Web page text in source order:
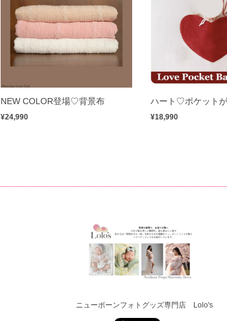
NEW COLOR登場♡背景布
¥24,990
ハート♡ポケット
¥18,990
ニューボーンフォトグッズ専門店 Lolo's